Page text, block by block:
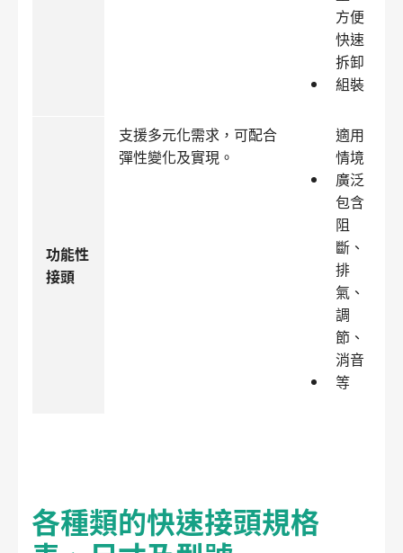
方便
快速
拆卸
組裝
功能性
接頭
支援多元化需求，可配合
彈性變化及實現。
適用
情境
廣泛
包含
阻
斷、
排
氣、
調
節、
消音
等
各種類的快速接頭規格